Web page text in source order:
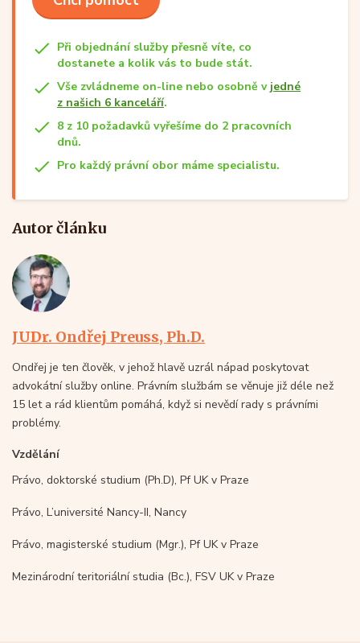
Při objednání služby přesně víte, co
dostanete a kolik vás to bude stát.
Vše zvládneme on-line nebo osobně v jedné
z našich 6 kanceláří.
8 z 10 požadavků vyřešíme do 2 pracovních
dnů.
Pro každý právní obor máme specialistu.
Autor článku
JUDr. Ondřej Preuss, Ph.D.
Ondřej je ten člověk, v jehož hlavě uzrál nápad poskytovat
advokátní služby online. Právním službám se věnuje již déle než
15 let a rád klientům pomáhá, když si nevědí rady s právními
problémy.
Vzdělání
Právo, doktorské studium (Ph.D), Pf UK v Praze
Právo, L’université Nancy-II, Nancy
Právo, magisterské studium (Mgr.), Pf UK v Praze
Mezinárodní teritoriální studia (Bc.), FSV UK v Praze